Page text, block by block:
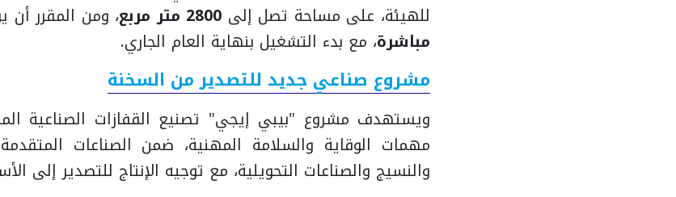
للهيئة، على مساحة تصل إلى 2800 متر مربع ، ومن المقرر أن
مباشرة، مع بدء التشغيل بنهاية العام الجاري.
مشروع صناعي جديد للتصدير من السخنة
ويستهدف مشروع "بيبي إيجي" تصنيع القفازات الصناعية
مهمات الوقاية والسلامة المهنية، ضمن الصناعات
والنسيج والصناعات التحويلية، مع توجيه الإنتاج للتصدير إلى